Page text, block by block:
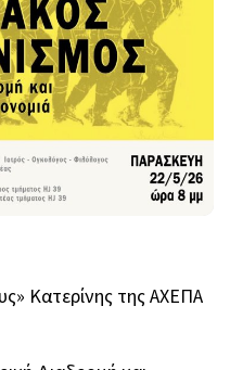
Κατερίνης της ΑΧΕΠΑ